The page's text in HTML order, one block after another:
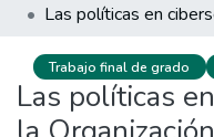
Trabajo final de grado
Las políticas